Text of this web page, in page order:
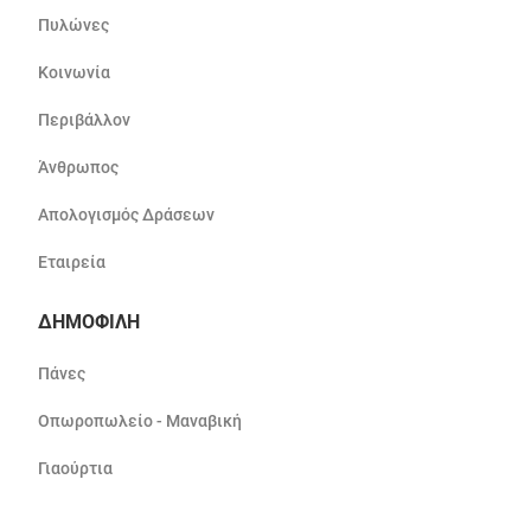
Πυλώνες
Κοινωνία
Περιβάλλον
Άνθρωπος
Απολογισμός Δράσεων
Εταιρεία
ΔΗΜΟΦΙΛΗ
Πάνες
Οπωροπωλείο - Μαναβική
Γιαούρτια